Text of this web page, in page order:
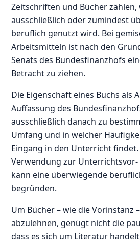
Zeitschriften und Bücher
ausschließlich oder zumindest
beruflich genutzt wird. Bei
Arbeitsmitteln ist nach den
Senats des Bundesfinanzhofs
Betracht zu ziehen.
Die Eigenschaft eines Buchs als
Auffassung des
ausschließlich danach zu
Umfang und in welcher
Eingang in den Unterricht findet.
Verwendung zur
kann eine überwiegende
begründen.
Um Bücher – wie die Vorinstanz
abzulehnen, genügt nicht die
dass es sich um Literatur